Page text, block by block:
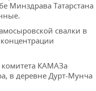
Минздрава Татарстана
свалки в
комитета КАМАЗа
в деревне Дурт-Мунча